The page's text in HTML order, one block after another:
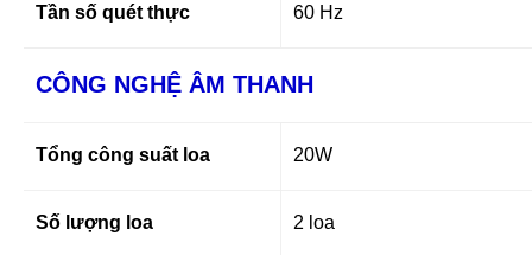
Tần số quét thực 60 Hz
CÔNG NGHỆ ÂM THANH
Tổng công suất loa 20W
Số lượng loa 2 loa